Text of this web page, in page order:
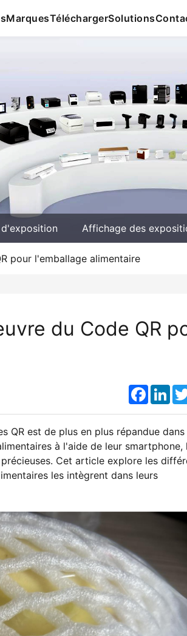
MarquesTéléchargerSolutions
d'exposition Affichage des
pour l'emballage alimentaire
du Code QR
QR est de plus en plus répandue dans
à l'aide de leur smartphone,
Cet article explore les
les intègrent dans leurs